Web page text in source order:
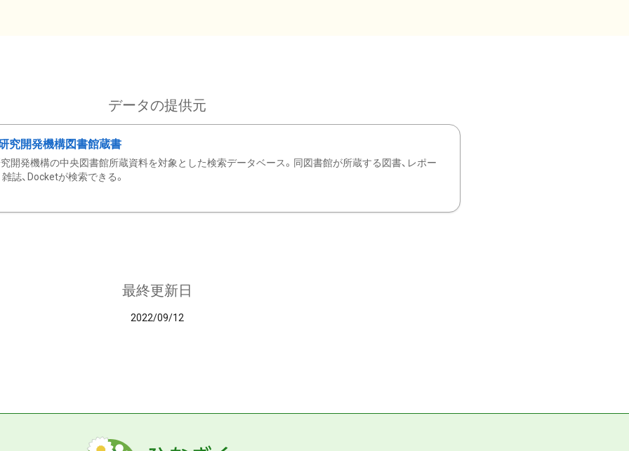
データの提供元
究開発機構図書館蔵書
開発機構の中央図書館所蔵資料を対象とした検索データベース。同図書館が所蔵する図書、レポー
雑誌、Docketが検索できる。
最終更新日
2022/09/12